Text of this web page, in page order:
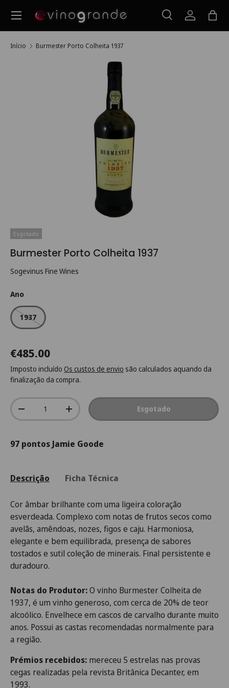
Ir para o conteúdo
Pesquisar
PesquisarIniciarSaco
Menu
Início Burmester Porto Colheita 1937
Esgotado
Burmester Porto Colheita 1937
Sogevinus Fine Wines
Ano
1937
€485.00
Imposto incluído Os custos de envio são calculados aquando da
finalização da compra.
Qtd.
-
+ Esgotado
97 pontos Jamie Goode
Descrição Ficha Técnica
Cor âmbar brilhante com uma ligeira coloração
esverdeada. Complexo com notas de frutos secos como
avelãs, amêndoas, nozes, figos e caju. Harmoniosa,
elegante e bem equilibrada, presença de sabores
tostados e sutil coleção de minerais. Final persistente e
duradouro.
Notas do Produtor:O vinho Burmester Colheita de
1937, é um vinho generoso, com cerca de 20% de teor
alcoólico. Envelhece em cascos de carvalho durante muito
anos. Possui as castas recomendadas normalmente para
a região.
Prémios recebidos: mereceu 5 estrelas nas provas
cegas realizadas pela revista Britânica Decanter, em
1993.